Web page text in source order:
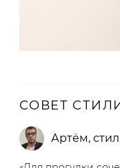
СОВЕТ
Артём,